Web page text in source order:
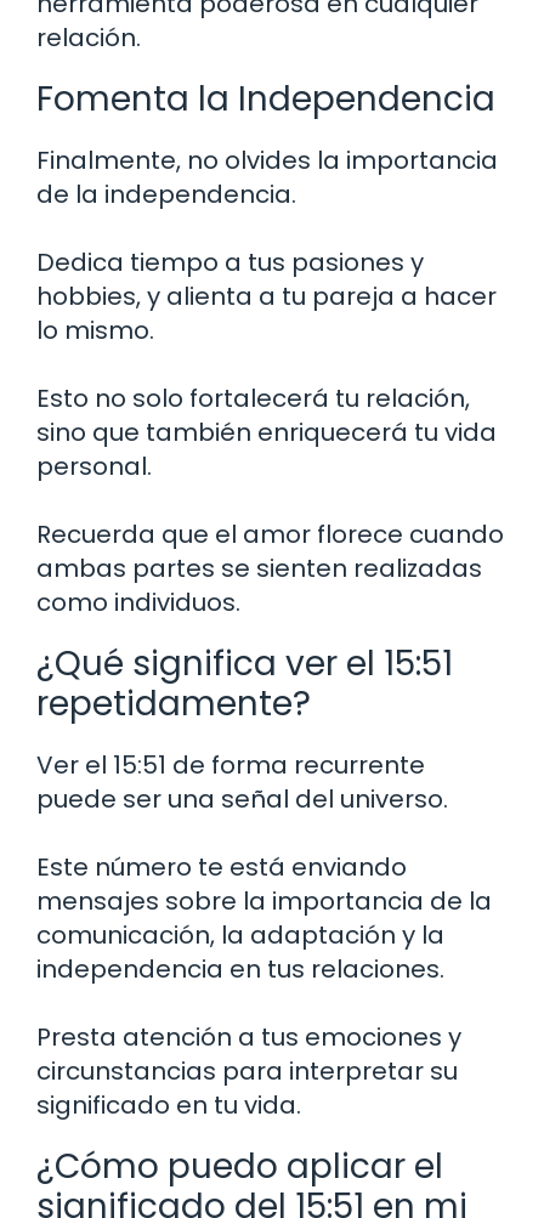
relación.
Fomenta la Independencia
Finalmente, no olvides la importancia
de la independencia.
Dedica tiempo a tus pasiones y
hobbies, y alienta a tu pareja a hacer
lo mismo.
Esto no solo fortalecerá tu relación,
sino que también enriquecerá tu vida
personal.
Recuerda que el amor florece cuando
ambas partes se sienten realizadas
como individuos.
¿Qué significa ver el 15:51
repetidamente?
Ver el 15:51 de forma recurrente
puede ser una señal del universo.
Este número te está enviando
mensajes sobre la importancia de la
comunicación, la adaptación y la
independencia en tus relaciones.
Presta atención a tus emociones y
circunstancias para interpretar su
significado en tu vida.
¿Cómo puedo aplicar el
significado del 15:51 en mi